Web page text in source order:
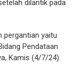
dilantik pada
pergantian yaitu
Pendataan
Kamis (4/7/24).